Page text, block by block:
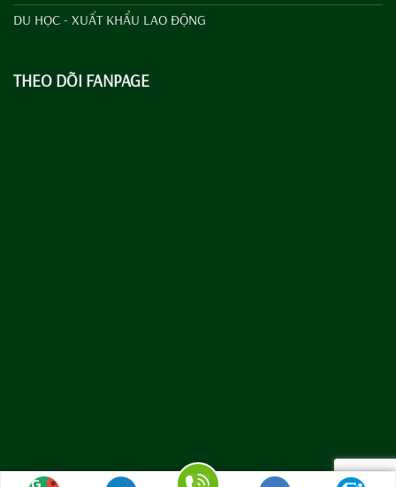
DU HỌC - XUẤT KHẨU LAO ĐỘNG
THEO DÕI FANPAGE